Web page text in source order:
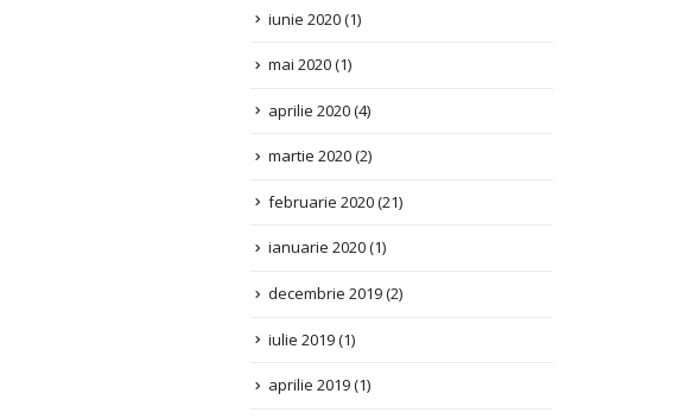
mai 2020(1)
aprilie 2020(4)
martie 2020 (2)
februarie 2020
ianuarie 2020(1)
decembrie 2019(2)
iulie 2019(1)
aprilie 2019(1)
decembrie 2018